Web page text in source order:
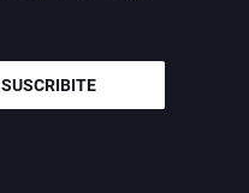
SUSCRIBITE